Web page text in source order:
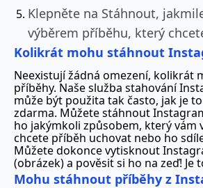
Klepněte na Stáhnout,
výběrem příběhu, který
Kolikrát mohu stáhnout
Neexistují žádná omezení, kolikrát
příběhy. Naše služba stahování
může být použita tak často, jak je
zdarma. Můžete stáhnout
ho jakýmkoli způsobem, který vám
chcete příběh uchovat nebo ho
Můžete dokonce vytisknout
(obrázek) a pověsit si ho na zeď! Je
Mohu stáhnout příběhy z